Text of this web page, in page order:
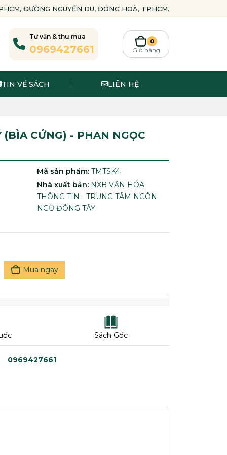
ĐƯỜNG NGUYỄN DU, ĐÔNG HOÀ, TPHCM.
Tư vấn & thu mua
0969427661
0
Giỏ hàng
TIN VỀ SÁCH LIÊN HỆ
(BÌA CỨNG) - PHAN NGỌC
Mã sản phẩm: TMTSK4
Nhà xuất bản: NXB VĂN HÓA
THÔNG TIN - TRUNG TÂM NGÔN
NGỮ ĐÔNG TÂY
Mua ngay
Sách Gốc
0969427661